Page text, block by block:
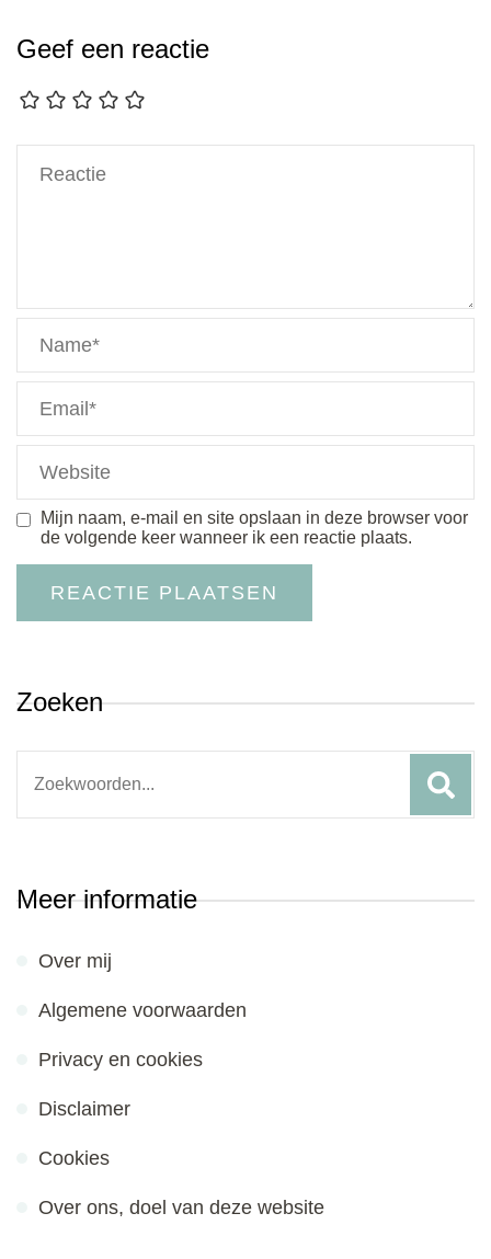
Geef een reactie
Mijn naam, e-mail en site opslaan in deze browser voor
de volgende keer wanneer ik een reactie plaats.
Zoeken
Meer informatie
Over mij
Algemene voorwaarden
Privacy en cookies
Disclaimer
Cookies
Over ons, doel van deze website